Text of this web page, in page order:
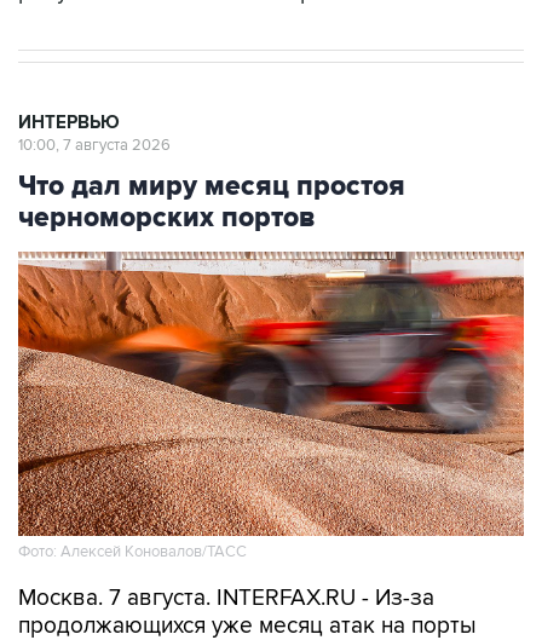
Что дал миру месяц простоя
черноморских портов
Фото: Алексей Коновалов/ТАСС
Москва. 7 августа. INTERFAX.RU - Из-за
Азовского и Черного морей, а также
обстрелов торговых судов в Черном море